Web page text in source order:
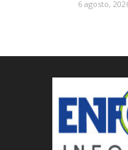
6 agosto,